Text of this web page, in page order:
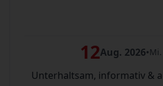
12Aug. 2026•
Unterhaltsam, informativ &